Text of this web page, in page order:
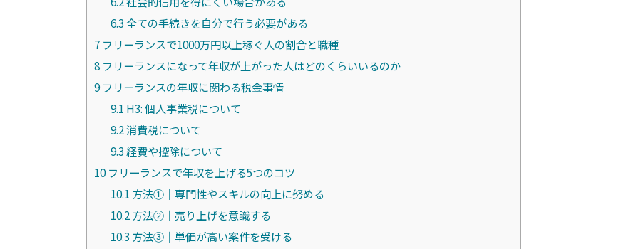
6.3全ての手続きを自分で行う必要がある
7 フリーランスで1000万円以上稼ぐ人の割合と職種
8 フリーランスになって年収が上がった人はどのくらいいるのか
9フリーランスの年収に関わる税金事情
9.1 H3: 個人事業税について
9.2消費税について
9.3経費や控除について
10 フリーランスで年収を上げる5つのコツ
10.1 方法①｜専門性やスキルの向上に努める
10.2方法②｜売り上げを意識する
10.3 方法③｜単価が高い案件を受ける